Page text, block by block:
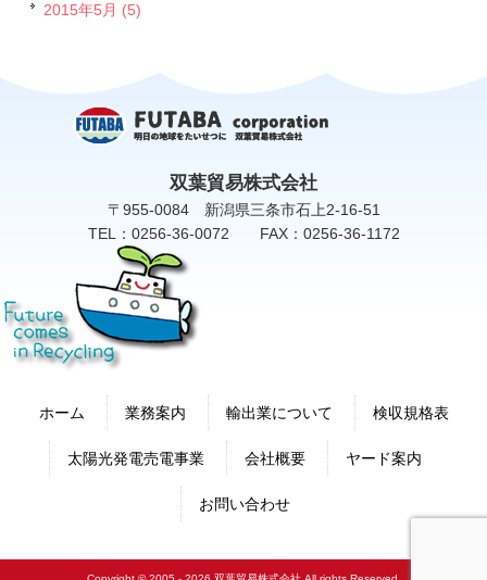
2015年5月 (5)
双葉貿易株式会社
〒955-0084 新潟県三条市石上2-16-51
TEL：0256-36-0072 FAX：0256-36-1172
ホーム 業務案内 輸出業について 検収規格表
太陽光発電売電事業 会社概要 ヤード案内
お問い合わせ